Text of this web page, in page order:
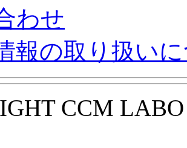
わせ
報の取り扱い
CCM